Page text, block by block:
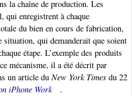
la chaîne de production. Les
qui enregistrent à chaque
du bien en cours de fabrication,
situation, qui demanderait que soient
étape. L’exemple des produits
mécanisme, il a été décrit par
un article du New York Times du 22
iPhone Work
.